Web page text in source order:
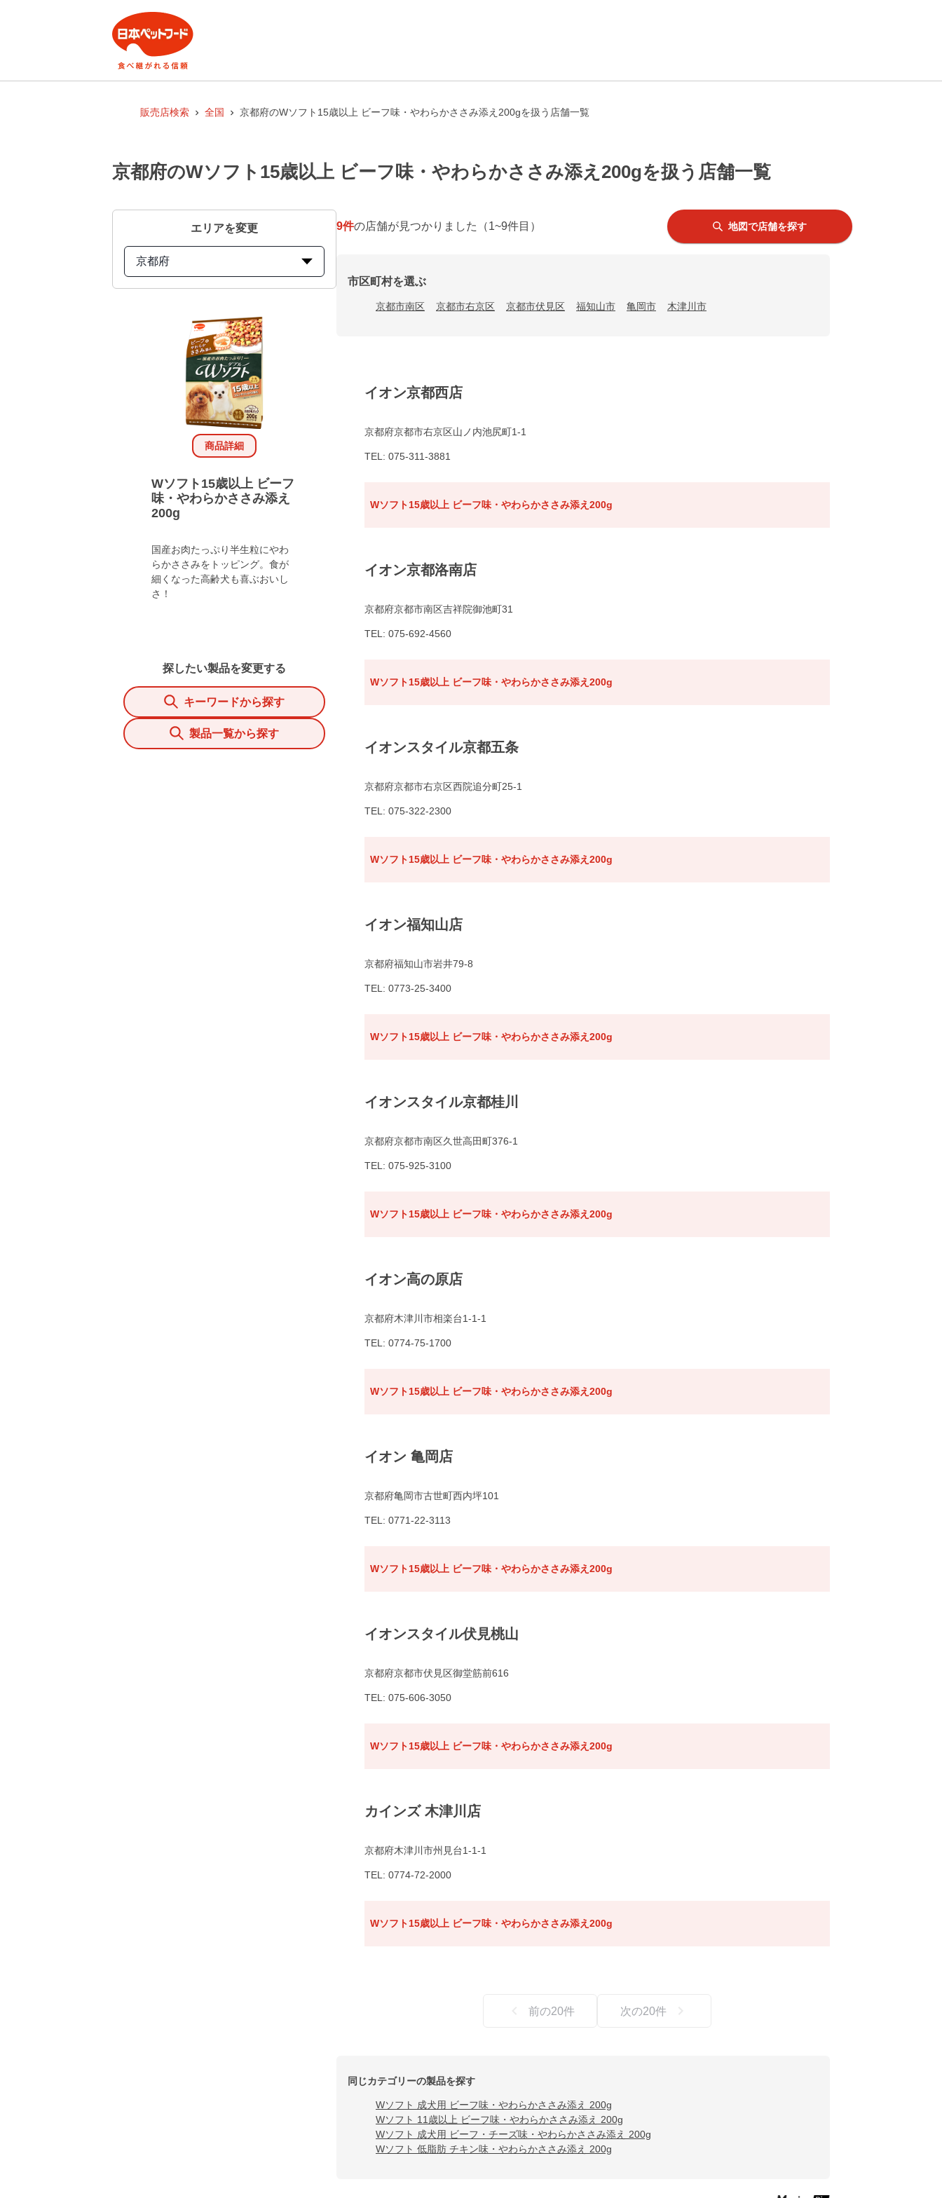
販売店検索 全国 京都府のWソフト15歳以上 ビーフ味・やわらかささみ添え200gを扱う店舗一覧
京都府のWソフト15歳以上 ビーフ味・やわらかささみ添え200gを扱う店舗一覧
エリアを変更
京都府
商品詳細
Wソフト15歳以上 ビーフ
味・やわらかささみ添え
200g
国産お肉たっぷり半生粒にやわ
らかささみをトッピング。食が
細くなった高齢犬も喜ぶおいし
さ！
探したい製品を変更する
キーワードから探す
製品一覧から探す
9件の店舗が見つかりました （1~9件目） 地図で店舗を探す
市区町村を選ぶ
京都市南区 京都市右京区 京都市伏見区 福知山市 亀岡市 木津川市
イオン京都西店
京都府京都市右京区山ノ内池尻町1-1
TEL: 075-311-3881
Wソフト15歳以上 ビーフ味・やわらかささみ添え200g
イオン京都洛南店
京都府京都市南区吉祥院御池町31
TEL: 075-692-4560
Wソフト15歳以上 ビーフ味・やわらかささみ添え200g
イオンスタイル京都五条
京都府京都市右京区西院追分町25-1
TEL: 075-322-2300
Wソフト15歳以上 ビーフ味・やわらかささみ添え200g
イオン福知山店
京都府福知山市岩井79-8
TEL: 0773-25-3400
Wソフト15歳以上 ビーフ味・やわらかささみ添え200g
イオンスタイル京都桂川
京都府京都市南区久世高田町376-1
TEL: 075-925-3100
Wソフト15歳以上 ビーフ味・やわらかささみ添え200g
イオン高の原店
京都府木津川市相楽台1-1-1
TEL: 0774-75-1700
Wソフト15歳以上 ビーフ味・やわらかささみ添え200g
イオン 亀岡店
京都府亀岡市古世町西内坪101
TEL: 0771-22-3113
Wソフト15歳以上 ビーフ味・やわらかささみ添え200g
イオンスタイル伏見桃山
京都府京都市伏見区御堂筋前616
TEL: 075-606-3050
Wソフト15歳以上 ビーフ味・やわらかささみ添え200g
カインズ 木津川店
京都府木津川市州見台1-1-1
TEL: 0774-72-2000
Wソフト15歳以上 ビーフ味・やわらかささみ添え200g
前の20件 次の20件
同じカテゴリーの製品を探す
Wソフト 成犬用 ビーフ味・やわらかささみ添え 200g
Wソフト 11歳以上 ビーフ味・やわらかささみ添え 200g
Wソフト 成犬用 ビーフ・チーズ味・やわらかささみ添え 200g
Wソフト 低脂肪 チキン味・やわらかささみ添え 200g